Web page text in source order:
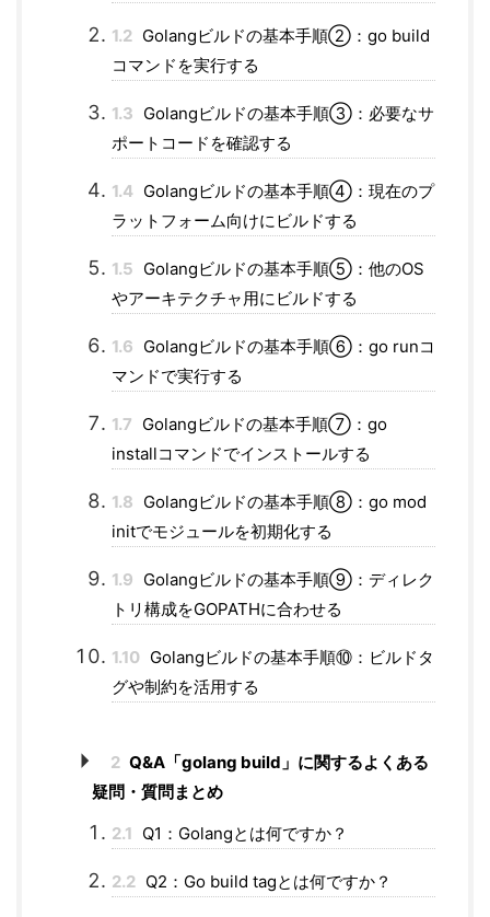
1.2 Golangビルドの基本手順②：go build
コマンドを実行する
1.3 Golangビルドの基本手順③：必要なサ
ポートコードを確認する
1.4 Golangビルドの基本手順④：現在のプ
ラットフォーム向けにビルドする
1.5 Golangビルドの基本手順⑤：他のOS
やアーキテクチャ用にビルドする
1.6 Golangビルドの基本手順⑥：go runコ
マンドで実行する
1.7 Golangビルドの基本手順⑦：go
installコマンドでインストールする
1.8 Golangビルドの基本手順⑧：go mod
initでモジュールを初期化する
1.9 Golangビルドの基本手順⑨：ディレク
トリ構成をGOPATHに合わせる
1.10 Golangビルドの基本手順⑩：ビルドタ
グや制約を活用する
2 Q&A「golang build」に関するよくある
疑問・質問まとめ
2.1 Q1：Golangとは何ですか？
2.2 Q2：Go build tagとは何ですか？